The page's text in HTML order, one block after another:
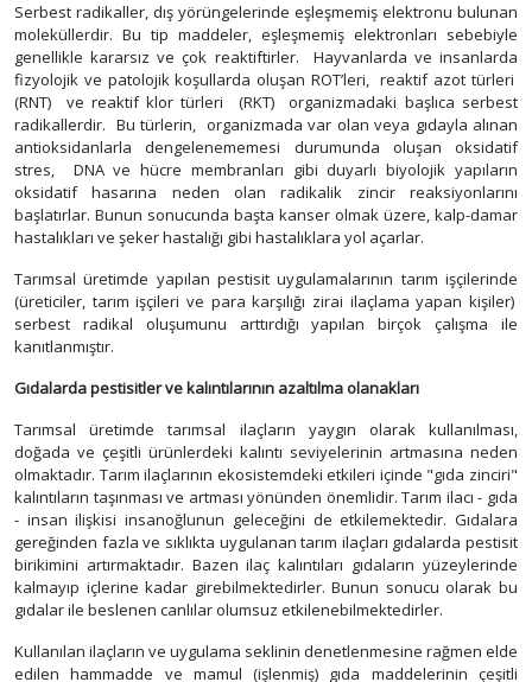
Serbest radikaller, dış yörüngelerinde eşleşmemiş elektronu bulunan
moleküllerdir. Bu tip maddeler, eşleşmemiş elektronları sebebiyle
genellikle kararsız ve çok reaktiftirler. Hayvanlarda ve insanlarda
fizyolojik ve patolojik koşullarda oluşan ROT’leri, reaktif azot türleri
(RNT) ve reaktif klor türleri (RKT) organizmadaki başlıca serbest
radikallerdir. Bu türlerin, organizmada var olan veya gıdayla alınan
antioksidanlarla dengelenememesi durumunda oluşan oksidatif
stres, DNA ve hücre membranları gibi duyarlı biyolojik yapıların
oksidatif hasarına neden olan radikalik zincir reaksiyonlarını
başlatırlar. Bunun sonucunda başta kanser olmak üzere, kalp-damar
hastalıkları ve şeker hastalığı gibi hastalıklara yol açarlar.
Tarımsal üretimde yapılan pestisit uygulamalarının tarım işçilerinde
(üreticiler, tarım işçileri ve para karşılığı zirai ilaçlama yapan kişiler)
serbest radikal oluşumunu arttırdığı yapılan birçok çalışma ile
kanıtlanmıştır.
Gıdalarda pestisitler ve kalıntılarının azaltılma olanakları
Tarımsal üretimde tarımsal ilaçların yaygın olarak kullanılması,
doğada ve çeşitli ürünlerdeki kalıntı seviyelerinin artmasına neden
olmaktadır. Tarım ilaçlarının ekosistemdeki etkileri içinde "gıda zinciri"
kalıntıların taşınması ve artması yönünden önemlidir. Tarım ilacı - gıda
- insan ilişkisi insanoğlunun geleceğini de etkilemektedir. Gıdalara
gereğinden fazla ve sıklıkta uygulanan tarım ilaçları gıdalarda pestisit
birikimini artırmaktadır. Bazen ilaç kalıntıları gıdaların yüzeylerinde
kalmayıp içlerine kadar girebilmektedirler. Bunun sonucu olarak bu
gıdalar ile beslenen canlılar olumsuz etkilenebilmektedirler.
Kullanılan ilaçların ve uygulama seklinin denetlenmesine rağmen elde
edilen hammadde ve mamul (işlenmiş) gıda maddelerinin çeşitli